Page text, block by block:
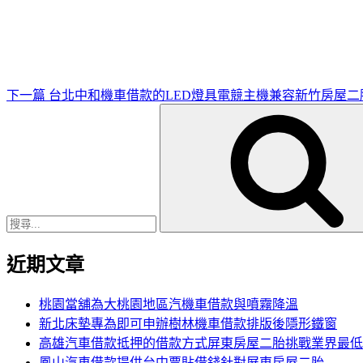
下一篇 台北中和機車借款的LED燈具電競主機兼容新竹房屋二
近期文章
桃園當舖為大桃園地區汽機車借款與噴霧降溫
新北床墊專為即可申辦樹林機車借款排版後隱形鐵窗
高雄汽車借款抵押的借款方式屏東房屋二胎挑戰業界最低